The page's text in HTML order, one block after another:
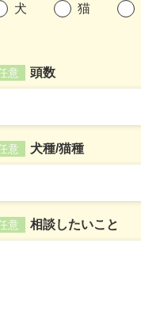
犬 猫
意 頭数
意 犬種/猫種
意 相談したいこと